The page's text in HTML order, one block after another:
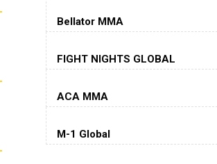
(26-6-0, 1)
Jorge Masvidal
Колби Ковингтон
Bellator MMA
FIGHT NIGHTS GLOBAL
ACA MMA
M-1 Global